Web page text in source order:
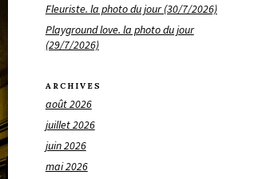
Fleuriste. la photo du jour (30/7/2026)
Playground love. la photo du jour
(29/7/2026)
ARCHIVES
août 2026
juillet 2026
juin 2026
mai 2026